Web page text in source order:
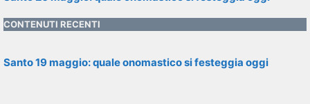
CONTENUTI RECENTI
Santo 19 maggio: quale onomastico si festeggia oggi